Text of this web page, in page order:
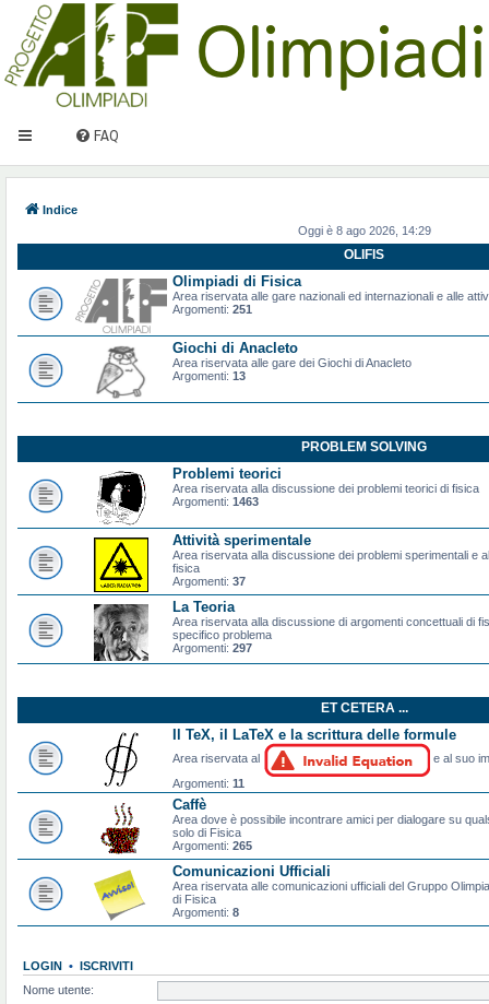
FAQ
Indice
Oggi è 8 ago 2026, 14:29
OLIFIS
Olimpiadi di Fisica
Area riservata alle gare nazionali ed internazionali e alle
Argomenti: 251
Giochi di Anacleto
Area riservata alle gare dei Giochi di Anacleto
Argomenti: 13
PROBLEM SOLVING
Problemi teorici
Area riservata alla discussione dei problemi teorici di fisica
Argomenti: 1463
Attività sperimentale
Area riservata alla discussione dei problemi sperimentali e
fisica
Argomenti: 37
La Teoria
Area riservata alla discussione di argomenti concettuali di
specifico problema
Argomenti: 297
ET CETERA ...
Il TeX, il LaTeX e la scrittura delle formule
Area riservata al
e al suo
Argomenti: 11
Caffè
Area dove è possibile incontrare amici per dialogare su
solo di Fisica
Argomenti: 265
Comunicazioni Ufficiali
Area riservata alle comunicazioni ufficiali del Gruppo
di Fisica
Argomenti: 8
LOGIN • ISCRIVITI
Nome utente: